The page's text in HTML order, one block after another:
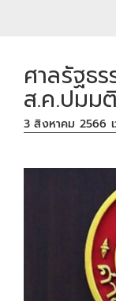
ศาลรัฐธ
ส.ค.ปมม
3 สิงหาคม 2566